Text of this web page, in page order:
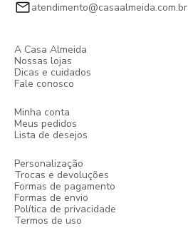
atendimento@casaalmeida.com.br
A Casa Almeida
Nossas lojas
Dicas e cuidados
Fale conosco
Minha conta
Meus pedidos
Lista de desejos
Personalização
Trocas e devoluções
Formas de pagamento
Formas de envio
Política de privacidade
Termos de uso